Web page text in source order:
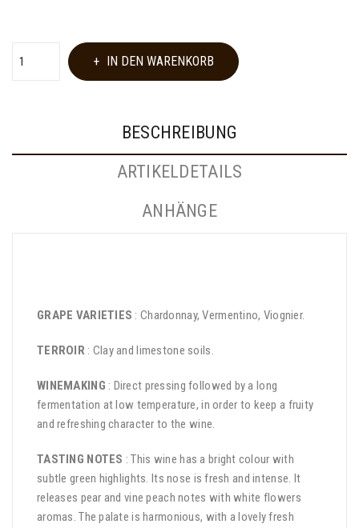
IN DEN WARENKORB
BESCHREIBUNG
ARTIKELDETAILS
ANHÄNGE
GRAPE VARIETIES : Chardonnay, Vermentino, Viognier.
TERROIR : Clay and limestone soils.
WINEMAKING : Direct pressing followed by a long
fermentation at low temperature, in order to keep a fruity
and refreshing character to the wine.
TASTING NOTES : This wine has a bright colour with
subtle green highlights. Its nose is fresh and intense. It
releases pear and vine peach notes with white flowers
aromas. The palate is harmonious, with a lovely fresh